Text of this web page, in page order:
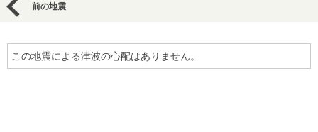
前の地震
この地震による津波の心配はありません。